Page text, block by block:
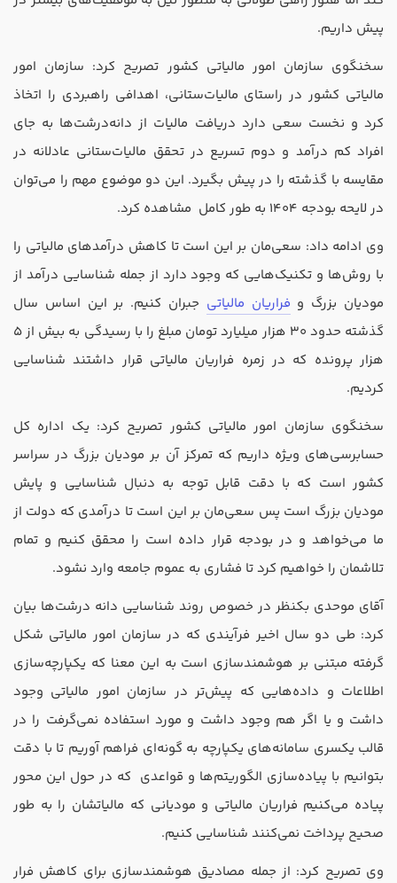
پیش داریم.
سخنگوی سازمان امور مالیاتی کشور تصریح کرد: سازمان امور
مالیاتی کشور در راستای مالیات‌ستانی، اهدافی راهبردی را اتخاذ
کرد و نخست سعی دارد دریافت مالیات از دانه‌درشت‌ها به جای
افراد کم درآمد و دوم تسریع در تحقق مالیات‌ستانی عادلانه در
مقایسه با گذشته را در پیش بگیرد. این دو موضوع مهم را می‌توان
در لایحه بودجه 1404 به طور کامل مشاهده کرد.
وی ادامه داد: سعی‌مان بر این است تا کاهش درآمدهای مالیاتی را
با روش‌ها و تکنیک‌هایی که وجود دارد از جمله شناسایی درآمد از
مودیان بزرگ و فراریان مالیاتی جبران کنیم. بر این اساس سال
گذشته حدود 30 هزار میلیارد تومان مبلغ را با رسیدگی به بیش از 5
هزار پرونده که در زمره فراریان مالیاتی قرار داشتند شناسایی
کردیم.
سخنگوی سازمان امور مالیاتی کشور تصریح کرد: یک اداره کل
حسابرسی‌های ویژه داریم که تمرکز آن بر مودیان بزرگ در سراسر
کشور است که با دقت قابل توجه به دنبال شناسایی و پایش
مودیان بزرگ است پس سعی‌مان بر این است تا درآمدی که دولت از
ما می‌خواهد و در بودجه قرار داده است را محقق کنیم و تمام
تلاشمان را خواهیم کرد تا فشاری به عموم جامعه وارد نشود.
آقای موحدی بکنظر در خصوص روند شناسایی دانه درشت‌ها بیان
کرد: طی دو سال اخیر فرآیندی که در سازمان امور مالیاتی شکل
گرفته مبتنی بر هوشمندسازی است به این معنا که یکپارچه‌سازی
اطلاعات و داده‌هایی که پیش‌تر در سازمان امور مالیاتی وجود
داشت و یا اگر هم وجود داشت و مورد استفاده نمی‌گرفت را در
قالب یکسری سامانه‌های یکپارچه به گونه‌ای فراهم آوریم تا با دقت
بتوانیم با پیاده‌سازی الگوریتم‌ها و قواعدی که در حول این محور
پیاده می‌کنیم فراریان مالیاتی و مودیانی که مالیاتشان را به طور
صحیح پرداخت نمی‌کنند شناسایی کنیم.
وی تصریح کرد: از جمله مصادیق هوشمندسازی برای کاهش فرار